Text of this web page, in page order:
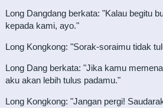
Long Dangdang berkata: "Kalau begitu
kepada kami, ayo."
Long Kongkong: "Sorak-soraimu tidak
Long Dang berkata: "Jika kamu
aku akan lebih tulus padamu."
Long Kongkong: "Jangan pergi!